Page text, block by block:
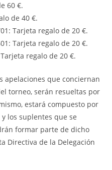
60 €.
de 40 €.
Tarjeta regalo de 20 €.
Tarjeta regalo de 20 €.
regalo de 20 €.
apelaciones que conciernan
torneo, serán resueltas por
estará compuesto por
los suplentes que se
formar parte de dicho
Directiva de la Delegación